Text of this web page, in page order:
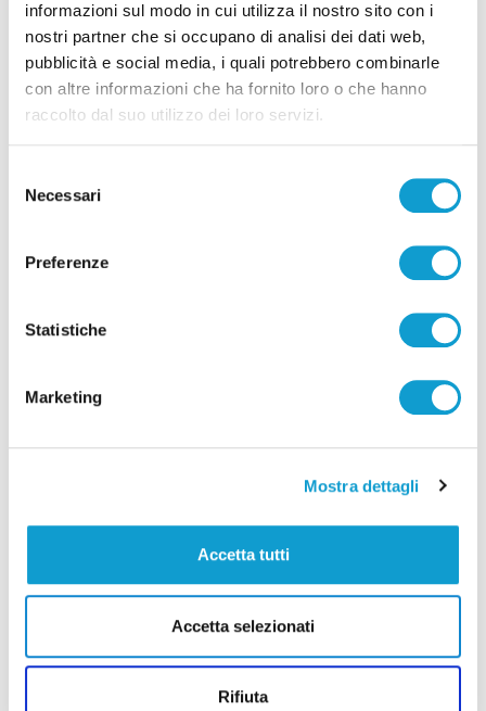
informazioni sul modo in cui utilizza il nostro sito con i
nostri partner che si occupano di analisi dei dati web,
pubblicità e social media, i quali potrebbero combinarle
con altre informazioni che ha fornito loro o che hanno
raccolto dal suo utilizzo dei loro servizi.
delNecessari
Preferenze
Statistiche
Marketing
Mostra dettagli
Accetta tutti
Accetta selezionati
Rifiuta
Pubblicità